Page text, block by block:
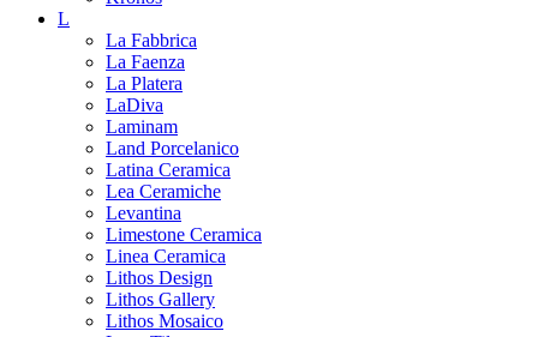
L
La Fabbrica
La Faenza
La Platera
LaDiva
Laminam
Land Porcelanico
Latina Ceramica
Lea Ceramiche
Levantina
Limestone Ceramica
Linea Ceramica
Lithos Design
Lithos Gallery
Lithos Mosaico